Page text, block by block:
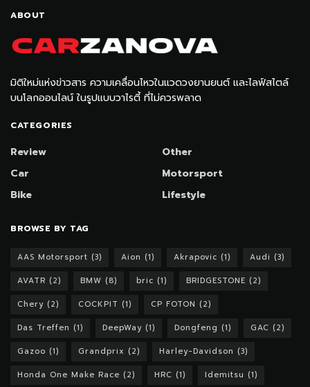
ABOUT
มิติใหม่แห่งข่าวสาร ความเคลื่อนไหวในแวดวงยานยนต์ และไลฟ์สไตล์
บนโลกออนไลน์ ในรูปแบบวาไรตี้ ที่ไม่ควรพลาด
CATEGORIES
Review
Car
Bike
Other
Motorsport
Lifestyle
BROWSE BY TAG
AAS Motorsport (3) Aion (1) Akrapovic (1) Audi (3)
AVATR (2) BMW (8) bric (1) BRIDGESTONE (2)
Chery (2) COCKPIT (1) CP FOTON (2)
Das Treffen (1) DeepWay (1) Dongfeng (1) GAC (2)
Gazoo (1) Grandprix (2) Harley-Davidson (3)
Honda One Make Race (2) HRC (1) Idemitsu (1)